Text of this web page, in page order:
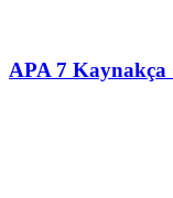
APA 7 Kaynakça